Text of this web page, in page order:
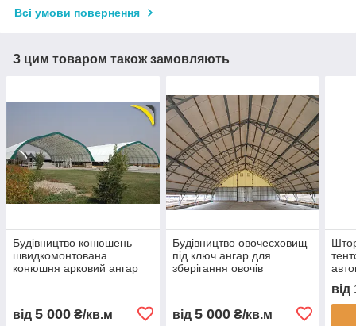
Всі умови повернення
З цим товаром також замовляють
Будівництво конюшень
швидкомонтована
конюшня арковий ангар
будівництво
від 5 000 ₴/кв.м
Будівництво овочесховищ
під ключ ангар для
зберігання овочів
овочесховище
від 5 000₴/кв.м
від